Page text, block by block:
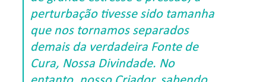
perturbação tivesse sido tamanha
que nos tornamos separados
demais da verdadeira Fonte de
Cura, Nossa Divindade. No